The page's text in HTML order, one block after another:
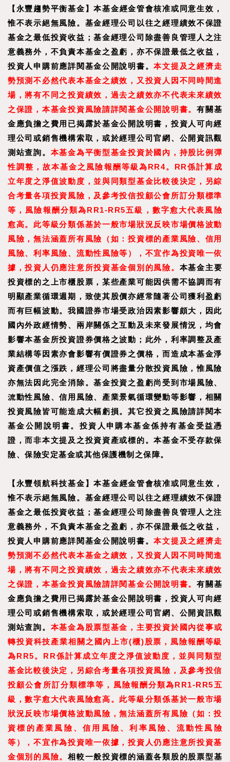
【永豐趨勢平衡基金 】本基金經金管會核准或同意生效，
惟不表示絕無風險。基金經理公司以往之經理績效不保證
基金之最低投資收益；基金經理公司除盡善良管理人之注
意義務外，不負責本基金之盈虧，亦不保證最低之收益，
投資人申購前應詳閱基金公開說明書。本文提及之經濟走
勢預測不必然代表本基金之績效，又投資人因不同時間進
場，將有不同之投資績效，過去之績效亦不代表未來績效
之保證，本基金投資風險請詳閱基金公開說明書。有關基
金應負擔之費用已揭露於基金公開說明書，投資人可向經
理公司或銷售機構索取，或於經理公司官網、公開資訊觀
測站查詢。 本基金為平衡型基金投資於國內，持股比例彈
性調整，故本基金之風險報酬等級為RR4。RR係計算成
立年度之淨值波動度，並與同類型基金比較後決定，另綜
合考量各項投資風險，及參考投信投顧公會所訂分類標準
等，風險報酬分類為RR1-RR5五級，數字愈大代表風險
愈高。此等級分類係基於一般市場狀況反映市場價格波動
風險，無法涵蓋所有風險（如：投資標的產業風險、信用
風險、利率風險、流動性風險等），不宜作為投資唯一依
據，投資人仍應注意所投資基金個別的風險。 本基金主要
投資標的之上市櫃股票，某些產業可能因供需不協調而有
明顯產業循環週期，致使其股價亦經常隨著公司獲利盈虧
而有巨幅波動。我國證券市場受政治因素影響頗大，因此
國內外政經情勢、兩岸關係之互動及未來發展情況，均會
影響本基金所投資證券價格之波動；此外，利率調整及產
業結構等因素亦會影響有價證券之價格，而造成本基金淨
資產價值之漲跌，經理公司將盡量分散投資風險，惟風險
亦無法因此完全消除。基金投資之盈虧尚受到市場風險、
流動性風險、信用風險、產業景氣循環變動等影響，相關
投資風險皆可能造成大幅虧損。其它投資之風險請詳閱本
基金公開說明書。投資人申購本基金係持有基金受益憑
證，而非本文提及之投資資產或標的。本基金不受存款保
險、保險安定基金或其他保護機制之保障。
【永豐領航科技基金 】本基金經金管會核准或同意生效，
惟不表示絕無風險。基金經理公司以往之經理績效不保證
基金之最低投資收益；基金經理公司除盡善良管理人之注
意義務外，不負責本基金之盈虧，亦不保證最低之收益，
投資人申購前應詳閱基金公開說明書。本文提及之經濟走
勢預測不必然代表本基金之績效，又投資人因不同時間進
場，將有不同之投資績效，過去之績效亦不代表未來績效
之保證，本基金投資風險請詳閱基金公開說明書。有關基
金應負擔之費用已揭露於基金公開說明書，投資人可向經
理公司或銷售機構索取，或於經理公司官網、公開資訊觀
測站查詢。 本基金為股票型基金，主要投資於國內從事或
轉投資科技產業相關之國內上市(櫃)股票，風險報酬等級
為RR5。RR係計算成立年度之淨值波動度，並與同類型
基金比較後決定，另綜合考量各項投資風險，及參考投信
投顧公會所訂分類標準等，風險報酬分類為RR1-RR5五
級，數字愈大代表風險愈高。此等級分類係基於一般市場
狀況反映市場價格波動風險，無法涵蓋所有風險（如：投
資標的產業風險、信用風險、利率風險、流動性風險
等），不宜作為投資唯一依據，投資人仍應注意所投資基
金個別的風險。相較一般投資標的涵蓋各類股的股票型基